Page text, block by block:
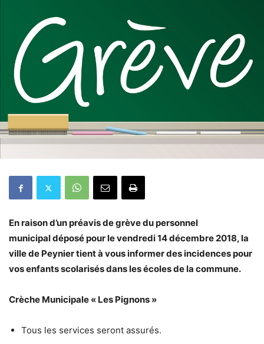
En raison d’un préavis de grève du personnel
municipal déposé pour le vendredi 14 décembre 2018, la
ville de Peynier tient à vous informer des incidences pour
vos enfants scolarisés dans les écoles de la commune.
Crèche Municipale « Les Pignons »
Tous les services seront assurés.